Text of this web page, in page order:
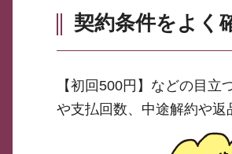
契約条件をよく
【初回500円】などの目
や支払回数、中途解約や返